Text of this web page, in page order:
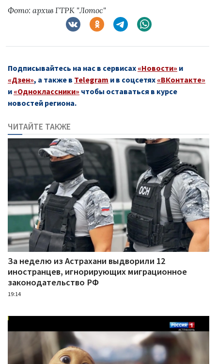
Фото: архив ГТРК "Лотос"
Подписывайтесь на нас в сервисах «Новости» и
«Дзен», а также в Telegram и в соцсетях «ВКонтакте»
и «Одноклассники» чтобы оставаться в курсе
новостей региона.
ЧИТАЙТЕ ТАКЖЕ
За неделю из Астрахани выдворили 12
иностранцев, игнорирующих миграционное
законодательство РФ
19:14